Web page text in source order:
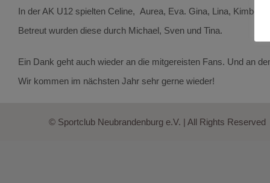
In der AK U12 spielten Celine, Aurea, Eva. Gina, Lina,
Betreut wurden diese durch Michael, Sven und Tina.
Ein Dank geht auch wieder an die mitgereisten Fans. Und an
Wir kommen im nächsten Jahr sehr gerne wieder!
© Sportclub Neubrandenburg e.V. | All Rights Reserved